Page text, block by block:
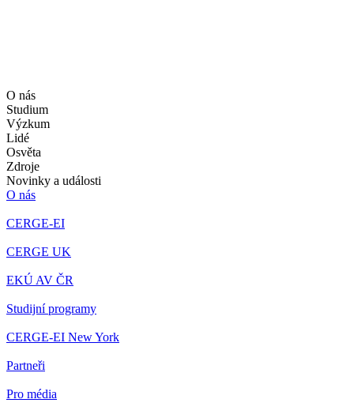
O nás
Studium
Výzkum
Lidé
Osvěta
Zdroje
Novinky a události
O nás
CERGE-EI
CERGE UK
EKÚ AV ČR
Studijní programy
CERGE-EI New York
Partneři
Pro média